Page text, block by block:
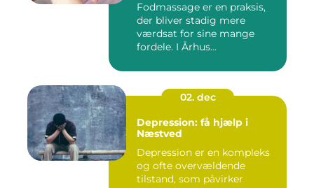
Fodmassage er en praksis,
der bliver stadig mere
værdsat for sine mange
fordele. I Århus...
02. dec
Depression: få hjælp i
Næstved
Depression er en kompleks
og ofte overvældende
tilstand, som påvirker